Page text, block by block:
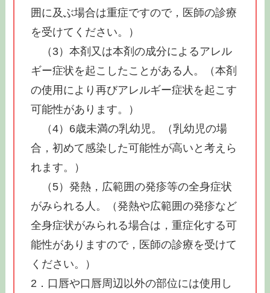
囲に及ぶ場合は重症ですので，医師の診療
を受けてください。）
（3）本剤又は本剤の成分によるアレル
ギー症状を起こしたことがある人。（本剤
の使用により再びアレルギー症状を起こす
可能性があります。）
（4）6歳未満の乳幼児。（乳幼児の場
合，初めて感染した可能性が高いと考えら
れます。）
（5）発熱，広範囲の発疹等の全身症状
がみられる人。（発熱や広範囲の発疹など
全身症状がみられる場合は，重症化する可
能性がありますので，医師の診療を受けて
ください。）
2．口唇や口唇周辺以外の部位には使用し